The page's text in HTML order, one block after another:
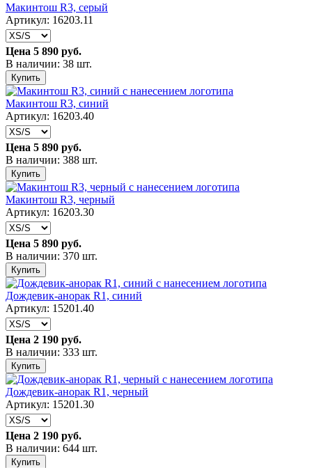
Макинтош R3, серый
Артикул: 16203.11
Цена 5 890 руб.
В наличии: 38 шт.
Купить
Макинтош R3, синий
Артикул: 16203.40
Цена 5 890 руб.
В наличии: 388 шт.
Купить
Макинтош R3, черный
Артикул: 16203.30
Цена 5 890 руб.
В наличии: 370 шт.
Купить
Дождевик-анорак R1, синий
Артикул: 15201.40
Цена 2 190 руб.
В наличии: 333 шт.
Купить
Дождевик-анорак R1, черный
Артикул: 15201.30
Цена 2 190 руб.
В наличии: 644 шт.
Купить